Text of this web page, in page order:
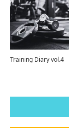
Training Diary vol.4